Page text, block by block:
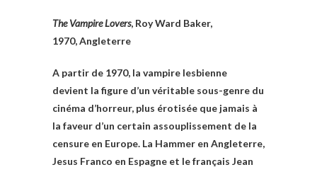
The Vampire Lovers, Roy Ward Baker,
1970, Angleterre
A partir de 1970, la vampire lesbienne
devient la figure d’un véritable sous-genre du
cinéma d’horreur, plus érotisée que jamais à
la faveur d’un certain assouplissement de la
censure en Europe. La Hammer en Angleterre,
Jesus Franco en Espagne et le français Jean